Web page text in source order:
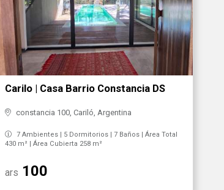
Carilo | Casa Barrio Constancia DS
constancia 100, Cariló, Argentina
7 Ambientes | 5 Dormitorios | 7 Baños | Área Total
430 m² | Área Cubierta 258 m²
ars 100